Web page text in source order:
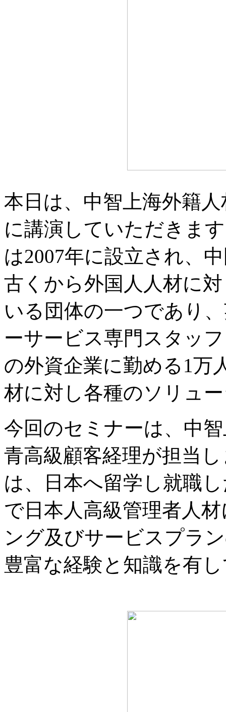
本日は、中智上海外籍
に講演していただきま
は2007年に設立され、
古くから外国人人材に
いる団体の一つであり
ーサービス専門スタッ
の外資企業に勤める1万
材に対し各種のソリュ
今回のセミナーは、中
青高級顧客経理が担当
は、日本へ留学し就職
で日本人高級管理者人
ング及びサービスプラ
豊富な経験と知識を有